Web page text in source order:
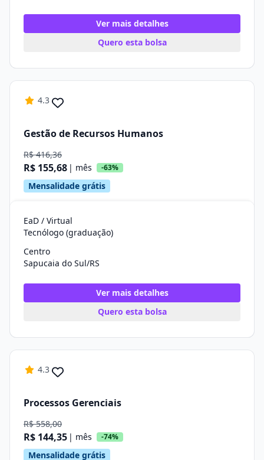
Ver mais detalhes
Quero esta bolsa
4.3
Gestão de Recursos Humanos
R$ 416,36
R$ 155,68 | mês -63%
Mensalidade grátis
EaD / Virtual
Tecnólogo (graduação)
Centro
Sapucaia do Sul/RS
Ver mais detalhes
Quero esta bolsa
4.3
Processos Gerenciais
R$ 558,00
R$ 144,35 | mês -74%
Mensalidade grátis